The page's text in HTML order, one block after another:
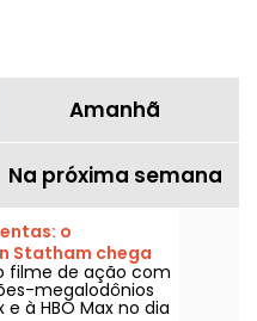
Amanhã
Na próxima semana
o
Statham chega
filme de ação com
megalodônios
à HBO Max no dia